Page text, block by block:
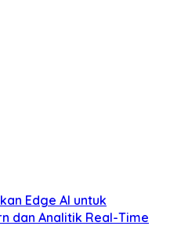
Edge AI untuk
dan Analitik Real-Time